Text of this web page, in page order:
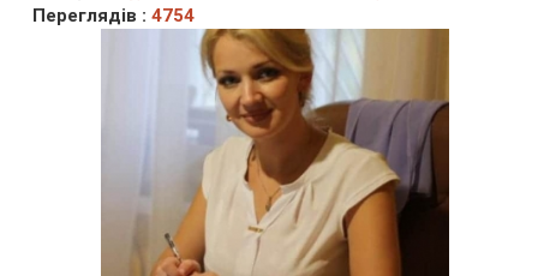
Переглядів :4754